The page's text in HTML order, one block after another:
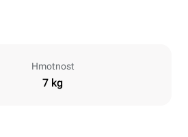
Hmotnost
7 kg